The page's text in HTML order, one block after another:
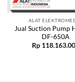
ALAT
Jual Suction Pump
DF-650A
Rp